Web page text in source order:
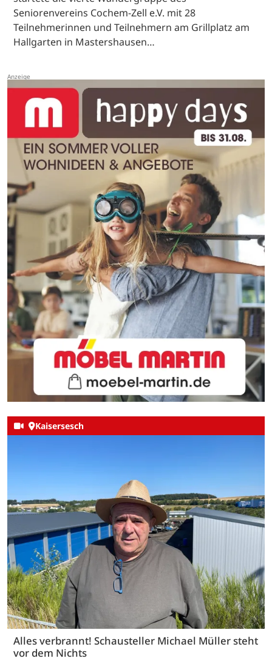
Seniorenvereins Cochem-Zell e.V. mit 28
Teilnehmerinnen und Teilnehmern am Grillplatz am
Hallgarten in Mastershausen…
Kaisersesch
Alles verbrannt! Schausteller Michael Müller steht
vor dem Nichts